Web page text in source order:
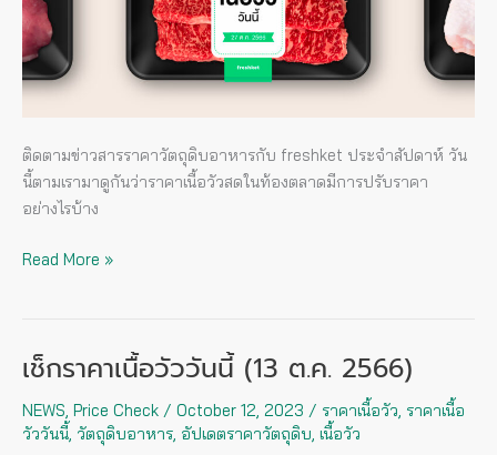
ติดตามข่าวสารราคาวัตถุดิบอาหารกับ freshket ประจำสัปดาห์ วัน
นี้ตามเรามาดูกันว่าราคาเนื้อวัวสดในท้องตลาดมีการปรับราคา
อย่างไรบ้าง
2566)
Read More »
เช็กราคาเนื้อวัววันนี้ (13 ต.ค. 2566)
NEWS, Price Check / October 12, 2023 / ราคาเนื้อวัว, ราคาเนื้อ
วัววันนี้, วัตถุดิบอาหาร, อัปเดตราคาวัตถุดิบ, เนื้อวัว
เช็
คา
เนื้อ